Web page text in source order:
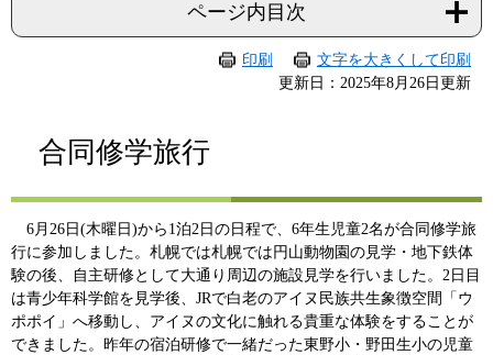
ページ内目次
印刷
文字を大きくして印刷
更新日：2025年8月26日更新
合同修学旅行
6月26日(木曜日)から1泊2日の日程で、6年生児童2名が合同修学旅
行に参加しました。札幌では札幌では円山動物園の見学・地下鉄体
験の後、自主研修として大通り周辺の施設見学を行いました。2日目
は青少年科学館を見学後、JRで白老のアイヌ民族共生象徴空間「ウ
ポポイ」へ移動し、アイヌの文化に触れる貴重な体験をすることが
できました。昨年の宿泊研修で一緒だった東野小・野田生小の児童